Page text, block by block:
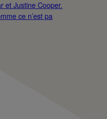
ce n’est pa